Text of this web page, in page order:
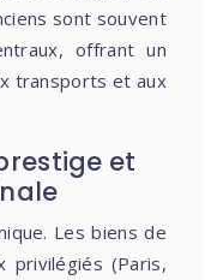
sont souvent
offrant un
transports et aux
et
Les biens de
privilégiés (Paris,